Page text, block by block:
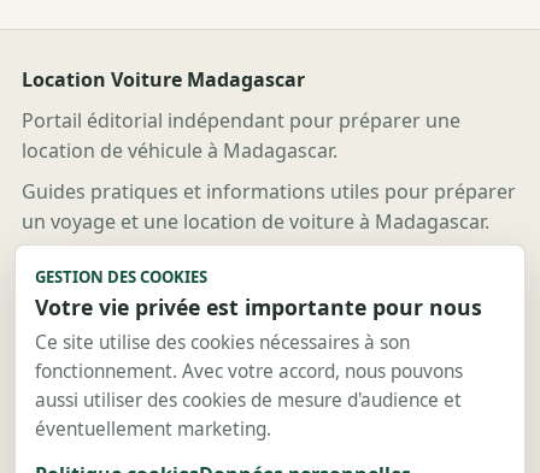
Location Voiture Madagascar
Portail éditorial indépendant pour préparer une
location de véhicule à Madagascar.
Guides pratiques et informations utiles pour préparer
un voyage et une location de voiture à Madagascar.
Liens utiles
Guides
Destinations
Location voiture
Location 4x4
GESTION DES COOKIES
Votre vie privée est importante pour nous
Ce site utilise des cookies nécessaires à son
fonctionnement. Avec votre accord, nous pouvons
aussi utiliser des cookies de mesure d'audience et
éventuellement marketing.